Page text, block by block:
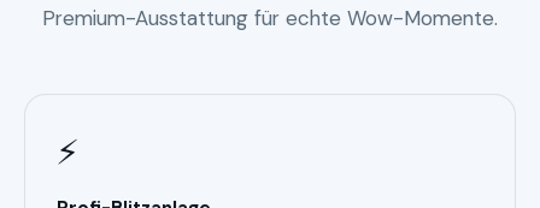
Premium-Ausstattung für echte Wow-Momente.
⚡